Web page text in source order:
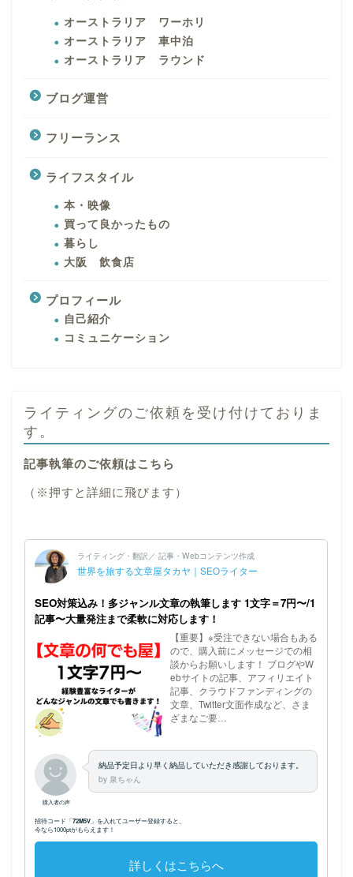
オーストラリア ワーホリ
オーストラリア 車中泊
オーストラリア ラウンド
ブログ運営
フリーランス
ライフスタイル
本・映像
買って良かったもの
暮らし
大阪 飲食店
プロフィール
自己紹介
コミュニケーション
ライティングのご依頼を受け付けておりま
す。
記事執筆のご依頼はこちら
（※押すと詳細に飛びます）
ホーム
てはこちら